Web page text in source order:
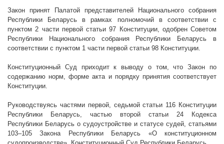
Закон принят Палатой представителей Национального собрания
Республики Беларусь в рамках полномочий в соответствии с
пунктом 2 части первой статьи 97 Конституции, одобрен Советом
Республики Национального собрания Республики Беларусь в
соответствии с пунктом 1 части первой статьи 98 Конституции.
Конституционный Суд приходит к выводу о том, что Закон по
содержанию норм, форме акта и порядку принятия соответствует
Конституции.
Руководствуясь частями первой, седьмой статьи 116 Конституции
Республики Беларусь, частью второй статьи 24 Кодекса
Республики Беларусь о судоустройстве и статусе судей, статьями
103–105 Закона Республики Беларусь «О конституционном